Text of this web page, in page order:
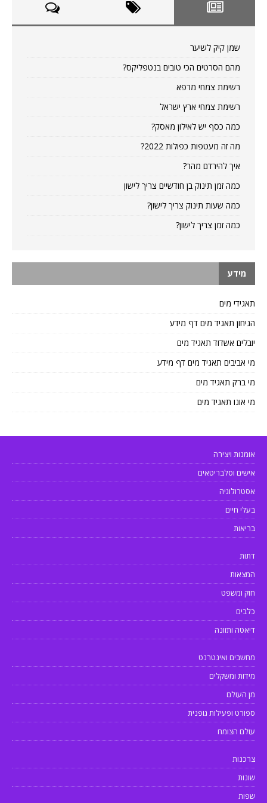
שמן קיק לשיער
מהם הסרטים הכי טובים בנטפליקס?
רשימת צמחי מרפא
רשימת צמחי ארץ ישראל
כמה כסף יש לאילון מאסק?
מה זה מעטפות כפולות 2022?
איך להירדם מהר?
כמה זמן תינוק בן חודשיים צריך לישון
כמה שעות תינוק צריך לישון?
כמה זמן צריך לישון?
מידע
תאגידי מים
הגיחון תאגיד מים דף מידע
יובלים אשדוד תאגיד מים
מי אביבים תאגיד מים דף מידע
מי ברק תאגיד מים
מי אונו תאגיד מים
אומנות ויצירה
אישים וסלבריטאים
אסטרולוגיה
בעלי חיים
בריאות
דתות
המצאות
חוק ומשפט
כלבים
דיאטה ותזונה
מחשבים ואינטרנט
מידות ומשקלים
מן העולם
ספורט ופעילות גופנית
עולם הצומח
צרכנות
שונות
שפות